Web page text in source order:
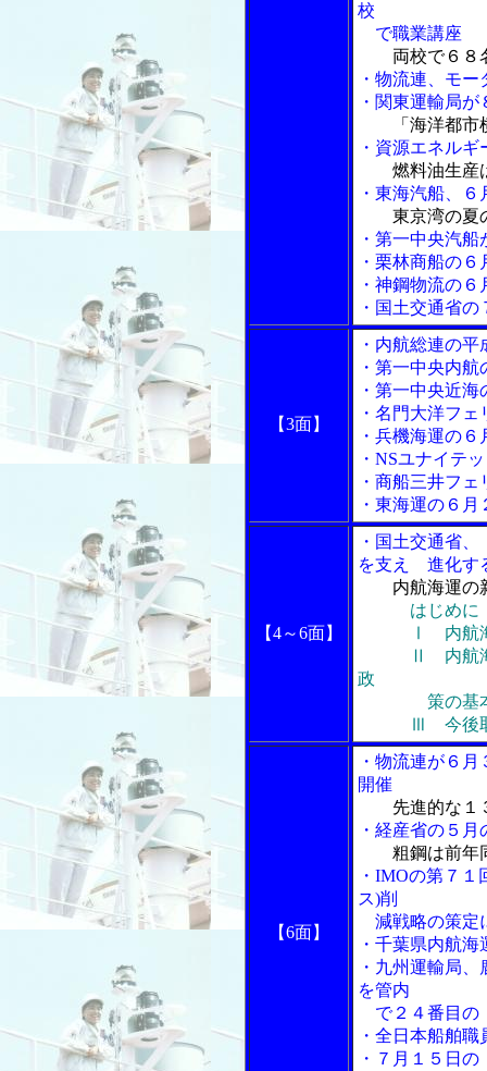
校
で職業講座
両校で６８
・物流連、モ
・関東運輸局
「海洋都
・資源エネル
燃料油生産
・東海汽船、
東京湾の夏
・第一中央汽
・栗林商船の
・神鋼物流の
・国土交通省
【3面】
・内航総連の
・第一中央内
・第一中央近
・名門大洋フ
・兵機海運の
・NSユナイテ
・商船三井フ
・東海運の６
【4～6面】
・国土交通省
を支え 進化す
内航海運の
はじめに
Ⅰ 内航海
Ⅱ 内航海運
政
策の基本
Ⅲ 今後取り
【6面】
・物流連が６
開催
先進的な１
・経産省の５
粗鋼は前年
・IMOの第７
ス)削
減戦略の策定
・千葉県内航
・九州運輸局
を管内
で２４番目の
・全日本船舶
・７月１５日